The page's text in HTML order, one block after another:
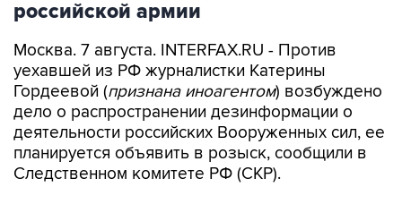
Москва. 7 августа. INTERFAX.RU - Против
Гордеевой (признана иноагентом ) возбуждено
дело о распространении дезинформации о
деятельности российских Вооруженных сил, ее
планируется объявить в розыск, сообщили в
Следственном комитете РФ (СКР).
"По данным следствия, Гордеева разместила в